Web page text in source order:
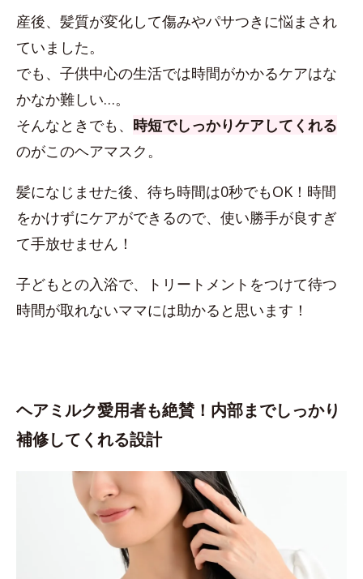
産後、髪質が変化して傷みやパサつきに悩まされ
ていました。
でも、子供中心の生活では時間がかかるケアはな
かなか難しい…。
そんなときでも、 時短でしっかりケアしてくれる
のがこのヘアマスク。
髪になじませた後、待ち時間は0秒でもOK！時間
をかけずにケアができるので、使い勝手が良すぎ
て手放せません！
子どもとの入浴で、トリートメントをつけて待つ
時間が取れないママには助かると思います！
ヘアミルク愛用者も絶賛！内部までしっかり
補修してくれる設計